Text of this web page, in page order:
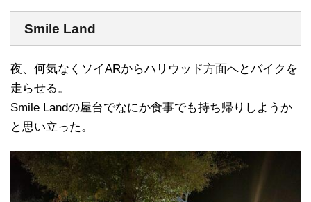
Smile Land
夜、何気なくソイARからハリウッド方面へとバイクを
走らせる。
Smile Landの屋台でなにか食事でも持ち帰りしようか
と思い立った。